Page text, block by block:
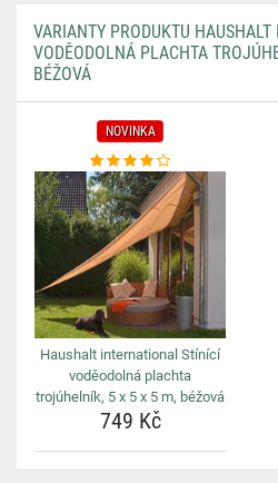
VARIANTY PRODUKTU
VODĚODOLNÁ PLACHTA
BÉŽOVÁ
NOVINKA
Haushalt international Stínící
voděodolná plachta
trojúhelník, 5 x 5 x 5 m, béžová
749 Kč